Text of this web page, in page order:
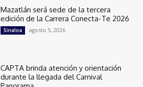
Mazatlán será sede de la tercera
edición de la Carrera Conecta-Te 2026
Sinaloa agosto 5, 2026
CAPTA brinda atención y orientación
durante la llegada del Carnival